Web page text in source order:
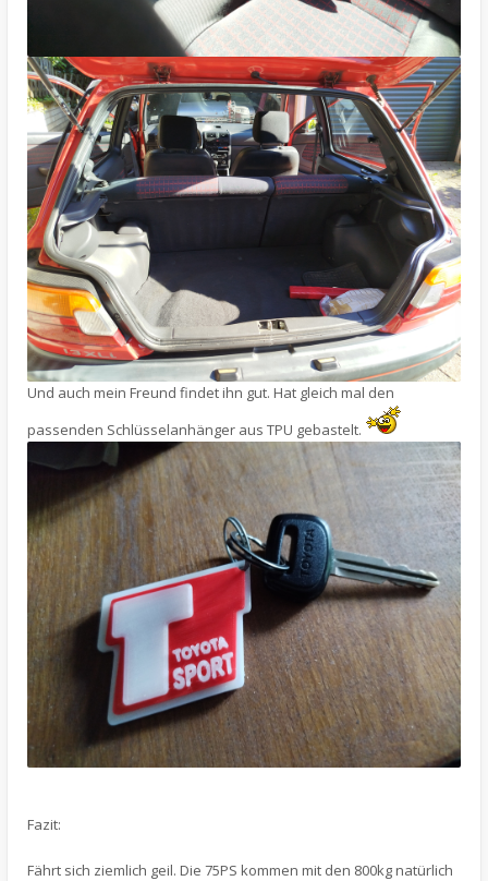
Und auch mein Freund findet ihn gut. Hat gleich mal den
passenden Schlüsselanhänger aus TPU gebastelt.
Fazit:
Fährt sich ziemlich geil. Die 75PS kommen mit den 800kg natürlich